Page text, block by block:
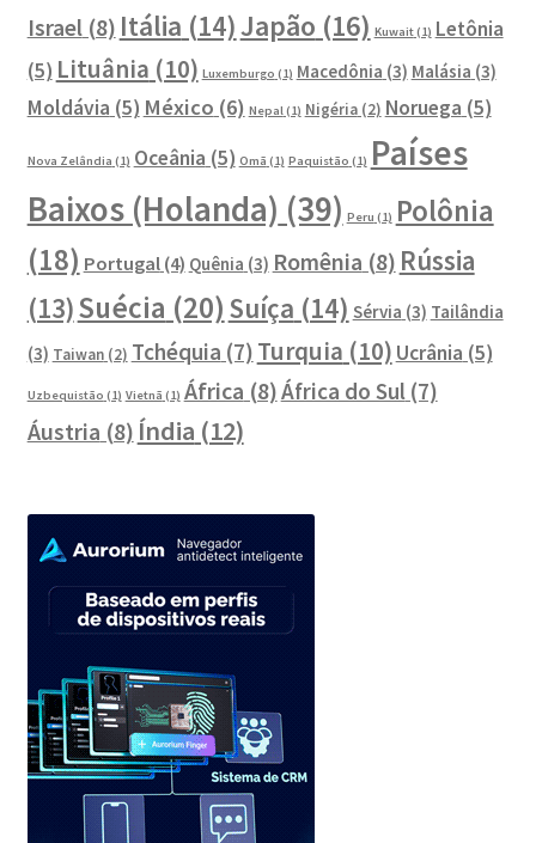
Israel(8) Itália (14)Japão (16) Kuwait(1) Letônia
(5) Lituânia (10) Luxemburgo (1) Macedônia (3) Malásia (3)
Moldávia (5) México (6) Nepal(1) Nigéria(2) Noruega (5)
Nova Zelândia (1) Oceânia (5) Omã (1) Paquistão (1) Países
Baixos (Holanda) (39) Peru (1) Polônia
(18) Portugal(4) Quênia (3) Romênia (8) Rússia
(13)Suécia (20) Suíça (14) Sérvia (3) Tailândia
(3) Taiwan(2) Tchéquia (7) Turquia (10) Ucrânia (5)
Uzbequistão (1) Vietnã (1) África (8)África do Sul(7)
Áustria (8) Índia (12)